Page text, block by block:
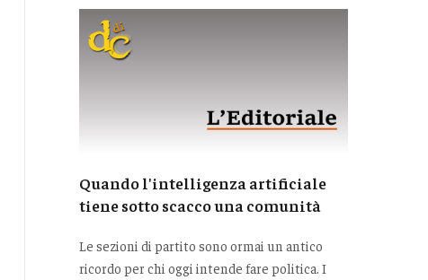
Quando l'intelligenza artificiale
tiene sotto scacco una comunità
Le sezioni di partito sono ormai un antico
ricordo per chi oggi intende fare politica. I